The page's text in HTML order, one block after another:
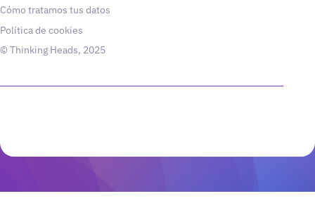
Cómo tratamos tus datos
Política de cookies
© Thinking Heads, 2025